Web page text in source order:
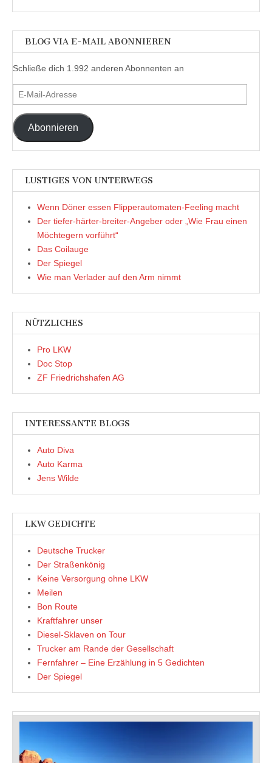
BLOG VIA E-MAIL ABONNIEREN
Schließe dich 1.992 anderen Abonnenten an
E-
Mail-
Adresse
Abonnieren
LUSTIGES VON UNTERWEGS
Wenn Döner essen Flipperautomaten-Feeling macht
Der tiefer-härter-breiter-Angeber oder „Wie Frau einen
Möchtegern vorführt“
Das Coilauge
Der Spiegel
Wie man Verlader auf den Arm nimmt
NÜTZLICHES
Pro LKW
Doc Stop
ZF Friedrichshafen AG
INTERESSANTE BLOGS
Auto Diva
Auto Karma
Jens Wilde
LKW GEDICHTE
Deutsche Trucker
Der Straßenkönig
Keine Versorgung ohne LKW
Meilen
Bon Route
Kraftfahrer unser
Diesel-Sklaven on Tour
Trucker am Rande der Gesellschaft
Fernfahrer – Eine Erzählung in 5 Gedichten
Der Spiegel